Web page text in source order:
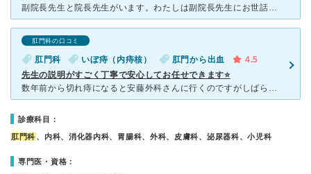
副院長先生と院長先生がいます。わたしは副院長先生にお世話になりました。 事前にどちらがいいか、ということをえらばせてくれます。詳しい特徴がかいてありました。院長は短い時間で終わり、副院長はしっかり説
肛門科の口コミ
肛門科 いぼ痔（内痔核） 肛門から出血
4.5
先生の説明がすごく丁寧で安心してお任せできます⭐
数年前から切れ痔になると安藤外科さんに行くのですがしばらく症状が出なくて行っていませんでした。 妊娠中に急に悪化していぼが出来てしまい、つらくてこの病院に久しぶりに行った所、妊娠中でも出来る応急処置
診療科目：
肛門科 、内科、消化器内科、胃腸科、外科、皮膚科、泌尿器科、小児科
専門医・資格：